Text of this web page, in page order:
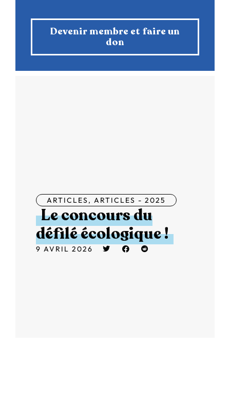
Devenir membre et faire un
don
ARTICLES, ARTICLES - 2025
Le concours du
défilé écologique !
9 AVRIL 2026